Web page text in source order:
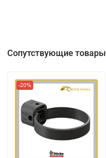
Сопутствующие товары
-20%